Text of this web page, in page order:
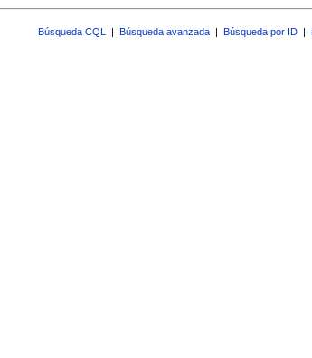
Búsqueda CQL Búsqueda avanzada Búsqueda por ID